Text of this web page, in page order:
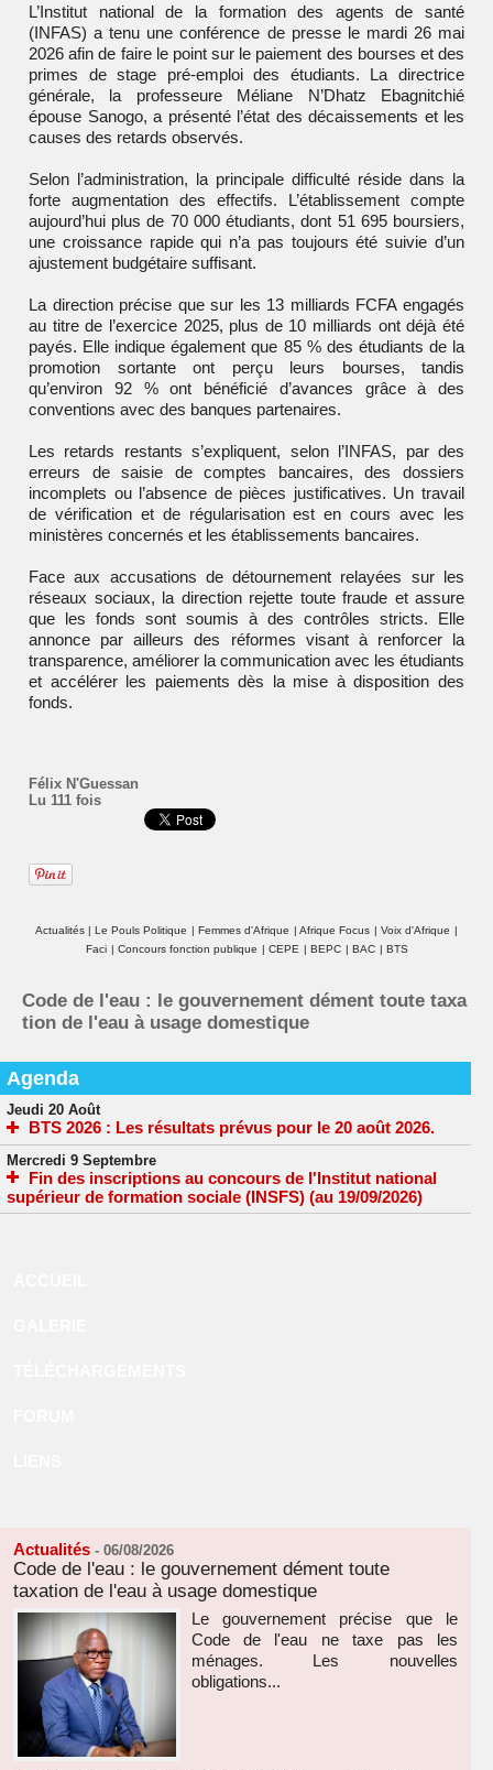
L’Institut national de la formation des agents de santé
(INFAS) a tenu une conférence de presse le mardi 26 mai
2026 afin de faire le point sur le paiement des bourses et des
primes de stage pré-emploi des étudiants. La directrice
générale, la professeure Méliane N’Dhatz Ebagnitchié
épouse Sanogo, a présenté l’état des décaissements et les
causes des retards observés.
Selon l’administration, la principale difficulté réside dans la
forte augmentation des effectifs. L’établissement compte
aujourd’hui plus de 70 000 étudiants, dont 51 695 boursiers,
une croissance rapide qui n’a pas toujours été suivie d’un
ajustement budgétaire suffisant.
La direction précise que sur les 13 milliards FCFA engagés
au titre de l’exercice 2025, plus de 10 milliards ont déjà été
payés. Elle indique également que 85 % des étudiants de la
promotion sortante ont perçu leurs bourses, tandis
qu’environ 92 % ont bénéficié d’avances grâce à des
conventions avec des banques partenaires.
Les retards restants s’expliquent, selon l’INFAS, par des
erreurs de saisie de comptes bancaires, des dossiers
incomplets ou l’absence de pièces justificatives. Un travail
de vérification et de régularisation est en cours avec les
ministères concernés et les établissements bancaires.
Face aux accusations de détournement relayées sur les
réseaux sociaux, la direction rejette toute fraude et assure
que les fonds sont soumis à des contrôles stricts. Elle
annonce par ailleurs des réformes visant à renforcer la
transparence, améliorer la communication avec les étudiants
et accélérer les paiements dès la mise à disposition des
fonds.
Félix N'Guessan
Lu 111 fois
Actualités | Le Pouls Politique | Femmes d'Afrique | Afrique Focus | Voix d'Afrique |
Faci | Concours fonction publique | CEPE | BEPC | BAC | BTS
Code de l'eau : le gouvernement dément toute taxa
tion de l'eau à usage domestique
Agenda
Jeudi 20 Août
BTS 2026 : Les résultats prévus pour le 20 août 2026.
Mercredi 9 Septembre
Fin des inscriptions au concours de l'Institut national
supérieur de formation sociale (INSFS) (au 19/09/2026)
Actualités - 06/08/2026
Code de l'eau : le gouvernement dément toute
taxation de l'eau à usage domestique
Le gouvernement précise que le
Code de l'eau ne taxe pas les
ménages. Les nouvelles
obligations...